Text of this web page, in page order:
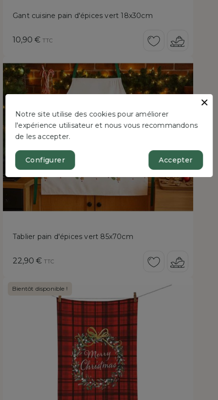
Gant cuisine pain d'épices vert 18x30cm
Prix
10,90 € TTC
Tablier pain d'épices vert 85x70cm
Prix
22,90 € TTC
Bientôt disponible !
Notre site utilise des cookies pour améliorer
l'expérience utilisateur et nous vous recommandons
de les accepter.
Configurer Accepter